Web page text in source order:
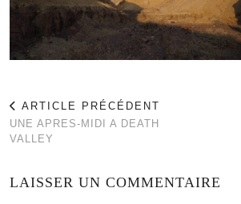
ARTICLE PRÉCÉDENT
UNE APRES-MIDI A DEATH
VALLEY
LAISSER UN COMMENTAIRE